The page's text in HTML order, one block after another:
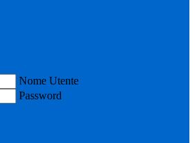
Nome Utente
Password